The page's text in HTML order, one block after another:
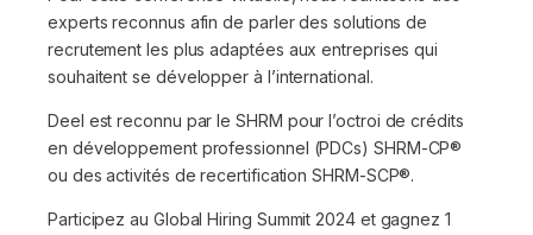
experts reconnus afin de parler des solutions de
recrutement les plus adaptées aux entreprises qui
souhaitent se développer à l’international.
Deel est reconnu par le SHRM pour l’octroi de crédits
en développement professionnel (PDCs) SHRM-CP®
ou des activités de recertification SHRM-SCP®.
Participez au Global Hiring Summit 2024 et gagnez 1